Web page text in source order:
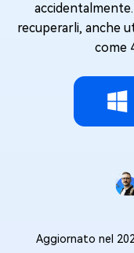
recuperarli, anche
come
Aggiornato nel